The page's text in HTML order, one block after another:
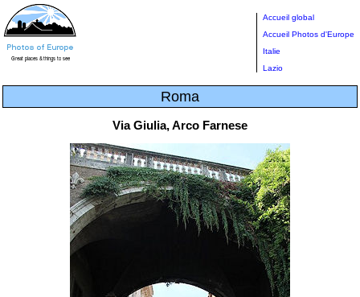
Accueil global
Accueil Photos d'Europe
Italie
Lazio
Roma
Via Giulia, Arco Farnese